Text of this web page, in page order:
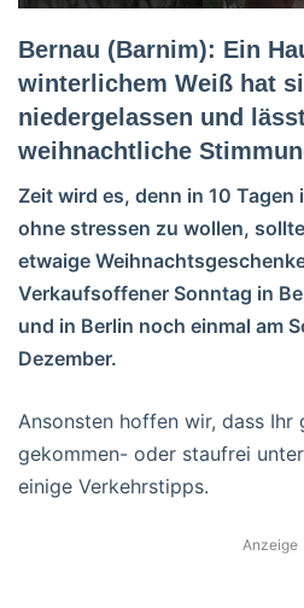
Bernau (Barnim): Ein
winterlichem Weiß hat
niedergelassen und
weihnachtliche
Zeit wird es, denn in 10
ohne stressen zu wollen,
etwaige
Verkaufsoffener Sonntag in
und in Berlin noch einmal am
Dezember.
Ansonsten hoffen wir, dass Ihr
gekommen- oder staufrei
einige Verkehrstipps.
Anzeige